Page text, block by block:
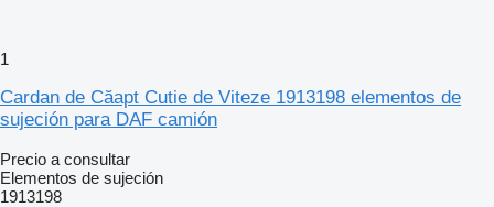
1
Cardan de Căapt Cutie de Viteze 1913198 elementos de
sujeción para DAF camión
Precio a consultar
Elementos de sujeción
1913198